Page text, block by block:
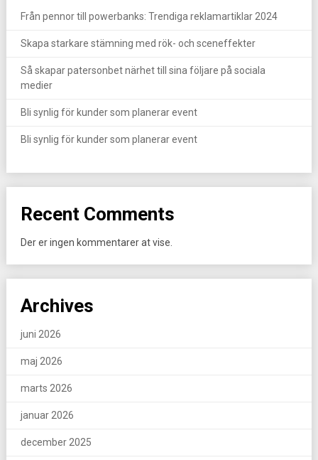
Från pennor till powerbanks: Trendiga reklamartiklar 2024
Skapa starkare stämning med rök- och sceneffekter
Så skapar patersonbet närhet till sina följare på sociala
medier
Bli synlig för kunder som planerar event
Bli synlig för kunder som planerar event
Recent Comments
Der er ingen kommentarer at vise.
Archives
juni 2026
maj 2026
marts 2026
januar 2026
december 2025